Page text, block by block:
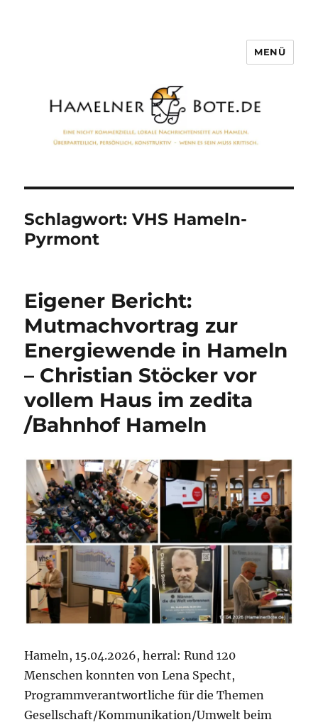
MENÜ
Schlagwort:VHS Hameln-
Pyrmont
Eigener Bericht:
Mutmachvortrag zur
Energiewende in Hameln
– Christian Stöcker vor
vollem Haus im zedita
/Bahnhof Hameln
Hameln, 15.04.2026, herral: Rund 120
Menschen konnten von Lena Specht,
Programmverantwortliche für die Themen
Gesellschaft/Kommunikation/Umwelt beim